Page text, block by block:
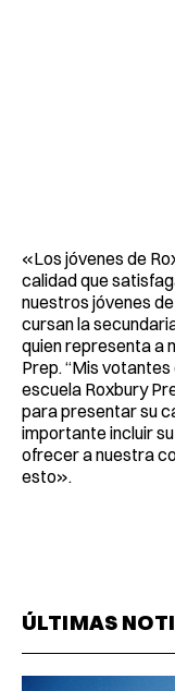
«Los jóvenes de
calidad que
nuestros jóvenes
cursan la
quien representa a
Prep. “Mis
escuela Roxbury
para presentar su
importante incluir
ofrecer a nuestra
esto».
ÚLTIMAS